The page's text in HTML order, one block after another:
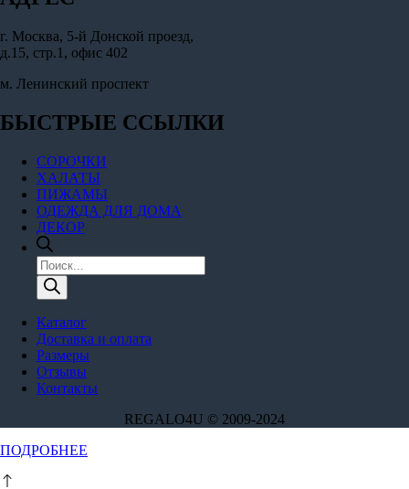
г. Москва, 5-й Донской проезд,
д.15, стр.1, офис 402
м. Ленинский проспект
БЫСТРЫЕ ССЫЛКИ
СОРОЧКИ
ХАЛАТЫ
ПИЖАМЫ
ОДЕЖДА ДЛЯ ДОМА
ДЕКОР
Поиск
товаров
Каталог
Доставка и оплата
Размеры
Отзывы
Контакты
REGALO4U © 2009-2024
ПОДРОБНЕЕ